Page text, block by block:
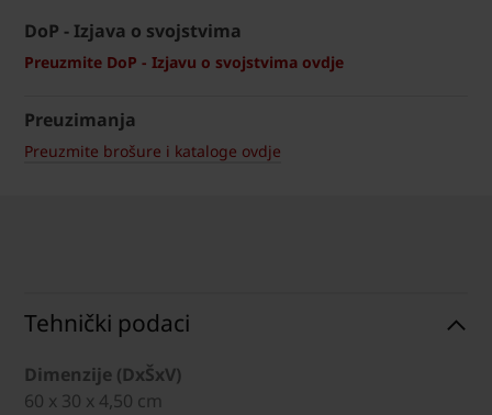
DoP - Izjava o svojstvima
Preuzmite DoP - Izjavu o svojstvima ovdje
Preuzimanja
Preuzmite brošure i kataloge ovdje
Tehnički podaci
Dimenzije (DxŠxV)
60 x 30 x 4,50 cm